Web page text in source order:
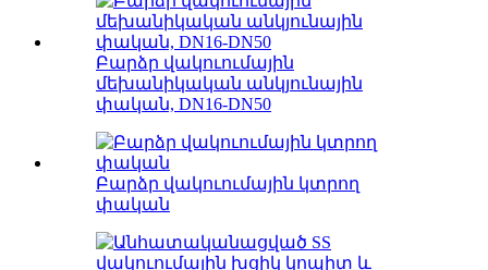
Բարձր վակուումային
մեխանիկական անկյունային
փական, DN16-DN50
Բարձր վակուումային կտրող
փական